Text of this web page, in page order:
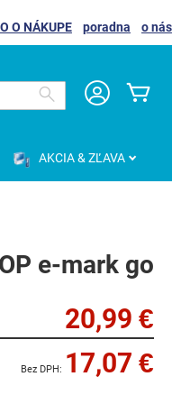
O NÁKUPE poradna o nás
Search
AKCIA & ZĽAVA
e-mark go
20,99 €
17,07 €